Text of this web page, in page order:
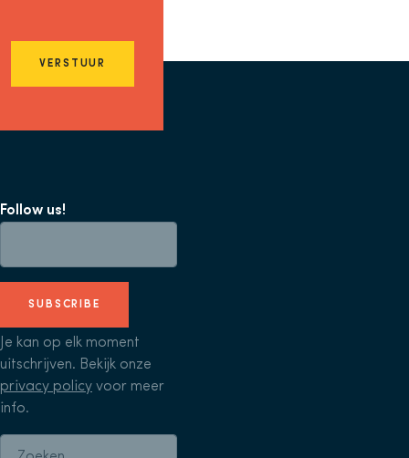
VERSTUUR
Follow us!
SUBSCRIBE
Je kan op elk moment
uitschrijven. Bekijk onze
privacy policy voor meer
info.